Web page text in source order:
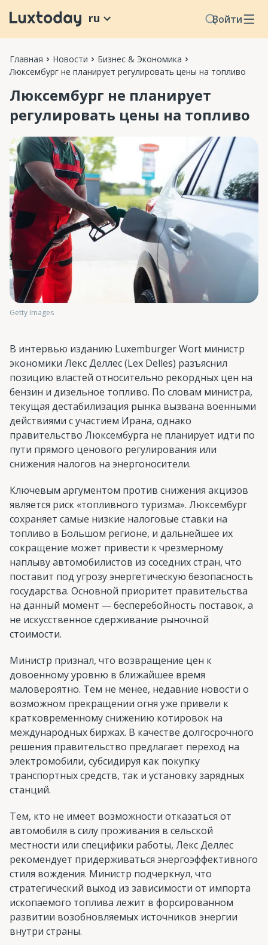
Войти
ru
Главная Новости
Бизнес & Экономика
Люксембург не планирует регулировать цены на топливо
Люксембург не планирует
регулировать цены на топливо
Getty Images
В интервью изданию Luxemburger Wort министр
экономики Лекс Деллес (Lex Delles) разъяснил
позицию властей относительно рекордных цен на
бензин и дизельное топливо. По словам министра,
текущая дестабилизация рынка вызвана военными
действиями с участием Ирана, однако
правительство Люксембурга не планирует идти по
пути прямого ценового регулирования или
снижения налогов на энергоносители.
Ключевым аргументом против снижения акцизов
является риск «топливного туризма». Люксембург
сохраняет самые низкие налоговые ставки на
топливо в Большом регионе, и дальнейшее их
сокращение может привести к чрезмерному
наплыву автомобилистов из соседних стран, что
поставит под угрозу энергетическую безопасность
государства. Основной приоритет правительства
на данный момент — бесперебойность поставок, а
не искусственное сдерживание рыночной
стоимости.
Министр признал, что возвращение цен к
довоенному уровню в ближайшее время
маловероятно. Тем не менее, недавние новости о
возможном прекращении огня уже привели к
кратковременному снижению котировок на
международных биржах. В качестве долгосрочного
решения правительство предлагает переход на
электромобили, субсидируя как покупку
транспортных средств, так и установку зарядных
станций.
Тем, кто не имеет возможности отказаться от
автомобиля в силу проживания в сельской
местности или специфики работы, Лекс Деллес
рекомендует придерживаться энергоэффективного
стиля вождения. Министр подчеркнул, что
стратегический выход из зависимости от импорта
ископаемого топлива лежит в форсированном
развитии возобновляемых источников энергии
внутри страны.